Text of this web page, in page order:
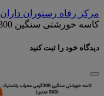
مرکز رفاه رستوران داران
کاسه خورشتی سنگین 300گرمی محراب پلاستیک (500 عددی)
دیدگاه خود را ثبت کنید